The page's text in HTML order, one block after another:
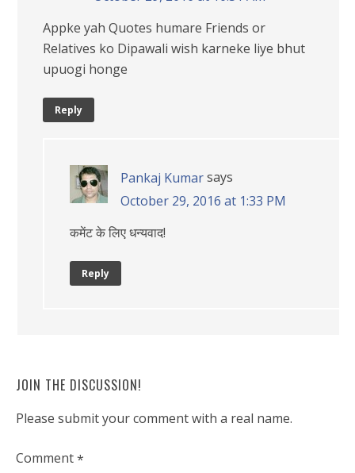
Appke yah Quotes humare Friends or
Relatives ko Dipawali wish karneke liye bhut
upuogi honge
Reply
Pankaj Kumarsays
October 29, 2016 at 1:33 PM
कमेंट के लिए धन्यवाद!
Reply
JOIN THE DISCUSSION!
Please submit your comment with a real name.
Comment*